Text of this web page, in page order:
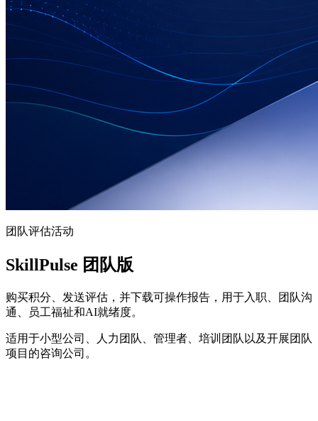
团队评估活动
SkillPulse 团队版
购买积分、发送评估，并下载可操作报告，用于入职、团队沟
通、员工福祉和AI就绪度。
适用于小型公司、人力团队、管理者、培训团队以及开展团队
项目的咨询公司。